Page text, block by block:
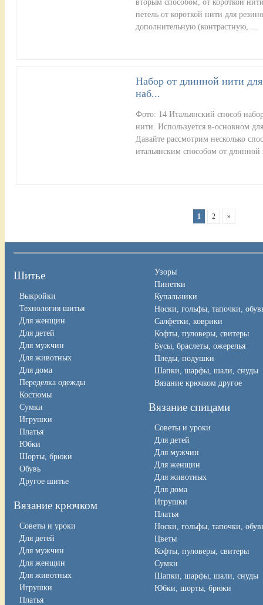
вторым способом, от короткой
петель от короткой нити для
дополнительную (контрастную, …
Набор от длинной нити
наб...
Фото: 14 Итальянский способ
нити. Используется в-основном
Давайте рассмотрим несколько
итальянским способом от
1 2 »
Шитье
Выкройки
Технология шитья
Для женщин
Для детей
Для мужчин
Для животных
Для дома
Переделка одежды
Костюмы
Сумки
Игрушки
Платья
Юбки
Шорты, брюки
Обувь
Другое шитье
Вязание крючком
Советы и уроки
Для детей
Для мужчин
Для женщин
Для животных
Игрушки
Платья
Узоры
Пинетки
Купальники
Носки, гольфы, тапочки,
Салфетки, коврики
Кофты, пуловеры, свитеры
Бусы, браслеты, ожерелья
Пледы, подушки
Шапки, шарфы, шали, снуды
Вязание крючком другое
Вязание спицами
Советы и уроки
Для детей
Для мужчин
Для женщин
Для животных
Для дома
Игрушки
Платья
Носки, гольфы, тапочки,
Цветы
Кофты, пуловеры, свитеры
Сумки
Шапки, шарфы, шали, снуды
Юбки, шорты, брюки